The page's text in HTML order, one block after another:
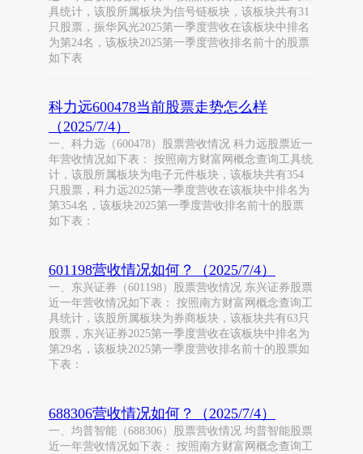
具统计，该股所属板块为信号链板块，该板块共有31
只股票，振华风光2025第一季度营收在该板块中排名
为第24名，该板块2025第一季度营收排名前十的股票
如下表
科力远600478当前股票走势怎么样
（2025/7/4）
一、科力远（600478）股票营收情况 科力远股票近一
年营收情况如下表： 按照南方财富网概念查询工具统
计，该股所属板块为电子元件板块，该板块共有354
只股票，科力远2025第一季度营收在该板块中排名为
第354名，该板块2025第一季度营收排名前十的股票
如下表：
601198营收情况如何？（2025/7/4）
一、东兴证券（601198）股票营收情况 东兴证券股票
近一年营收情况如下表： 按照南方财富网概念查询工
具统计，该股所属板块为券商板块，该板块共有63只
股票，东兴证券2025第一季度营收在该板块中排名为
第29名，该板块2025第一季度营收排名前十的股票如
下表：
688306营收情况如何？（2025/7/4）
一、均普智能（688306）股票营收情况 均普智能股票
近一年营收情况如下表： 按照南方财富网概念查询工